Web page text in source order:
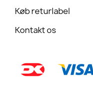
Køb returlabel
Kontakt os